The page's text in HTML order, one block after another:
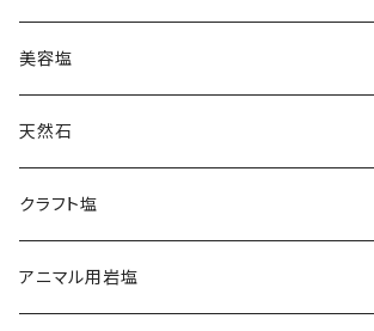
ゲランド
ギリシャ天日塩
スペイン岩塩
日本海塩
チベット天日湖塩
美容塩
天然石
クラフト塩
アニマル用岩塩